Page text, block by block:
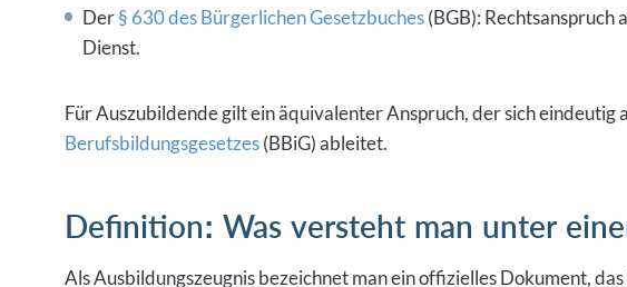
Der§ 630 des Bürgerlichen Gesetzbuches(BGB):
Dienst.
Für Auszubildende gilt ein äquivalenter Anspruch, der sich eindeutig
Berufsbildungsgesetzes(BBiG) ableitet.
Definition: Was versteht man unter
Als Ausbildungszeugnis bezeichnet man ein offizielles Dokument,